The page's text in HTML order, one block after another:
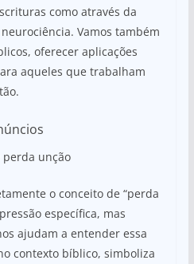
como através da
Vamos também
oferecer aplicações
aqueles que trabalham
unção
o conceito de “perda
específica, mas
ajudam a entender essa
contexto bíblico, simboliza